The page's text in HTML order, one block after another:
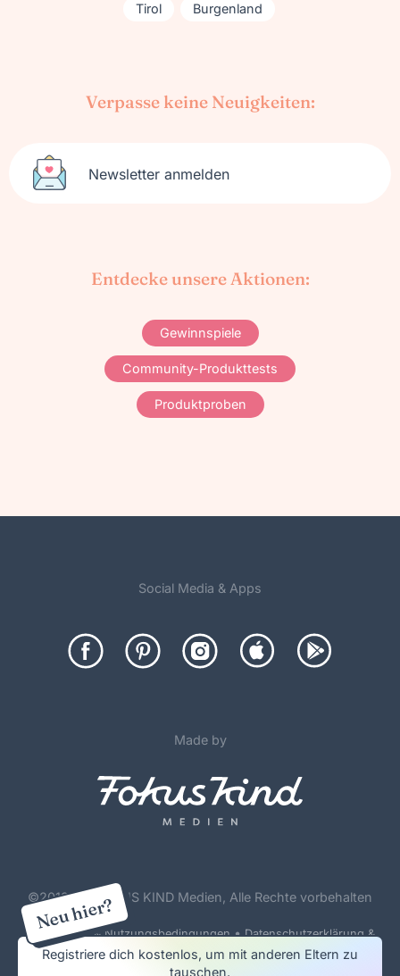
Neu hier?
Registriere dich kostenlos, um mit anderen Eltern zu
tauschen.
Tirol Burgenland
Verpasse keine Neuigkeiten:
Newsletter anmelden
Entdecke unsere Aktionen:
Gewinnspiele
Community-Produkttests
Produktproben
Social Media & Apps
Made by
©2012-26 FOKUS KIND Medien, Alle Rechte vorbehalten
Forenregeln & Nutzungsbedingungen •Datenschutzerklärung &
Cookie Policy
Impressum & Werbung